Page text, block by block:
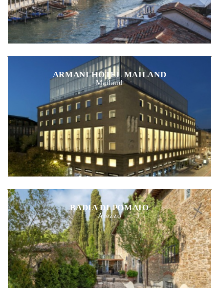
ARMANI HOTEL MAILAND
Mailand
BADIA DI POMAIO
Arezzo